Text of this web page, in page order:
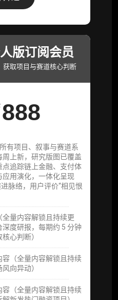
版订阅会员
获取项目与赛道核心判断
888
有项目、叙事与赛道系
上新，研究版图已覆盖
点追踪链上金融、支付体
应用演化，一体化呈现
脉络，用户评价“相见恨
量内容解锁且持续更
度研报，每期约 5 分钟
心判断）
（全量内容解锁且持续
向异动）
（全量内容解锁且持续
应用演化，一体化呈现
容依托于研报，快速获
）
目解密栏目内容（持续
高效吸收）
历史内容
悬浮释义）
（9.5 折）